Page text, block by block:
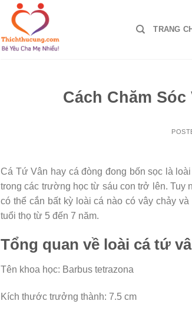
TRANG
Cách Chăm
Cá Tứ Vân hay cá đòng đong bốn sọc là
trong các trường học từ sáu con trở lên. Tuy
có thể cắn bất kỳ loài cá nào có vây chảy
tuổi thọ từ 5 đến 7 năm.
Tổng quan về loài cá tứ
Tên khoa học: Barbus tetrazona
Kích thước trưởng thành: 7.5 cm